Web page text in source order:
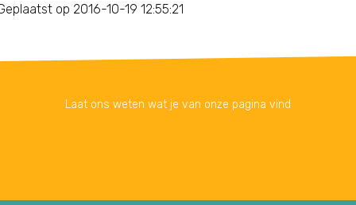
op 2016-10-19 12:55:21
Laat ons weten wat je van onze pagina vind